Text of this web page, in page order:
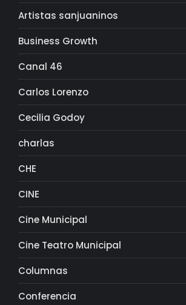
Artistas sanjuaninos
Business Growth
Canal 46
Carlos Lorenzo
Cecilia Godoy
charlas
CHE
CINE
Cine Municipal
Cine Teatro Municipal
Columnas
Conferencia